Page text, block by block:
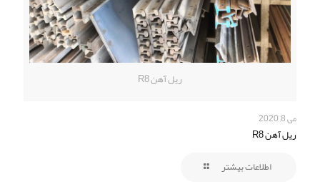
ریل آهن R8
می 8, 2020
ریل آهن R8
اطلاعات بیشتر